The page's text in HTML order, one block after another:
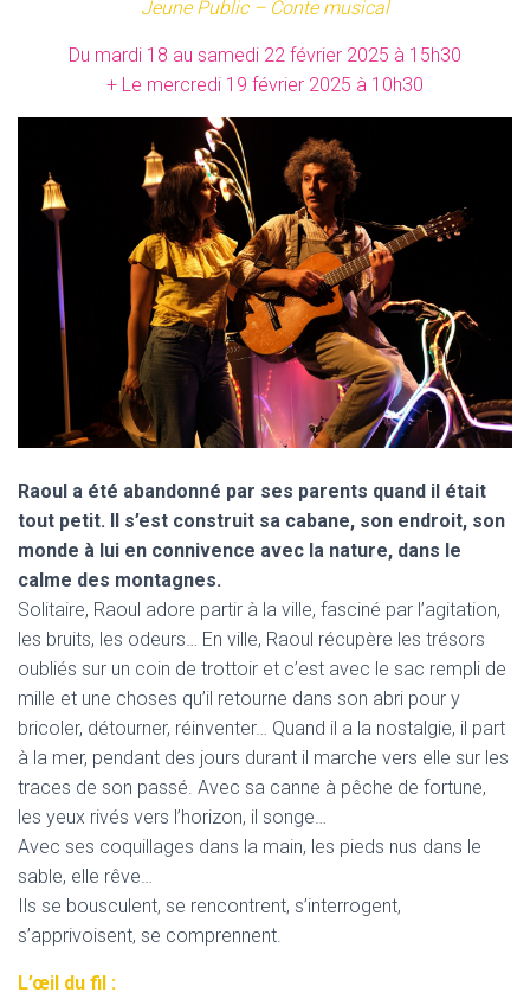
Jeune Public – Conte musical
Du mardi 18 au samedi 22 février 2025 à 15h30
+ Le mercredi 19 février 2025 à 10h30
Raoul a été abandonné par ses parents quand il était
tout petit. Il s’est construit sa cabane, son endroit, son
monde à lui en connivence avec la nature, dans le
calme des montagnes.
Solitaire, Raoul adore partir à la ville, fasciné par l’agitation,
les bruits, les odeurs… En ville, Raoul récupère les trésors
oubliés sur un coin de trottoir et c’est avec le sac rempli de
mille et une choses qu’il retourne dans son abri pour y
bricoler, détourner, réinventer… Quand il a la nostalgie, il part
à la mer, pendant des jours durant il marche vers elle sur les
traces de son passé. Avec sa canne à pêche de fortune,
les yeux rivés vers l’horizon, il songe…
Avec ses coquillages dans la main, les pieds nus dans le
sable, elle rêve…
Ils se bousculent, se rencontrent, s’interrogent,
s’apprivoisent, se comprennent.
L’œil du fil :